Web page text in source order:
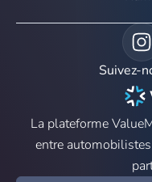
Suivez-
La plateforme
entre